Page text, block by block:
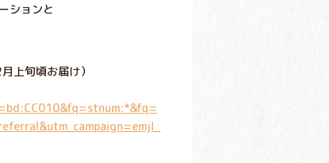
ションと
旬頃お届け）